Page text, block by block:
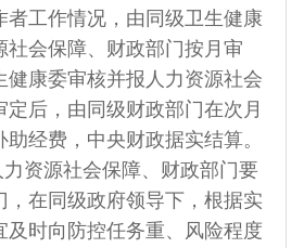
者工作情况，由同级卫生健康
社会保障、财政部门按月审
健康委审核并报人力资源社会
定后，由同级财政部门在次月
经费，中央财政据实结算。
力资源社会保障、财政部门要
，在同级政府领导下，根据实
及时向防控任务重、风险程度